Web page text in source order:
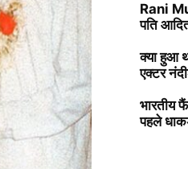
Rani
पति
क्या हुआ
एक्टर
भारतीय
पहले